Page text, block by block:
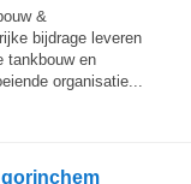
&
bijdrage leveren
tankbouw en
organisatie...